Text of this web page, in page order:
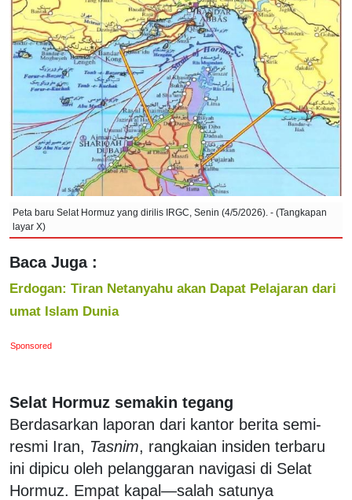
Peta baru Selat Hormuz yang dirilis IRGC, Senin (4/5/2026). - (Tangkapan
layar X)
Baca Juga :
Erdogan: Tiran Netanyahu akan Dapat Pelajaran dari
umat Islam Dunia
Sponsored
Selat Hormuz semakin tegang
Berdasarkan laporan dari kantor berita semi-
resmi Iran, Tasnim, rangkaian insiden terbaru
ini dipicu oleh pelanggaran navigasi di Selat
Hormuz. Empat kapal—salah satunya